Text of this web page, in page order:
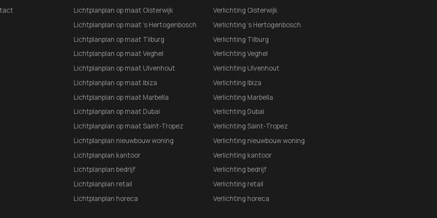
Lichtplanplan op maat Oisterwijk
Lichtplanplan op maat 's Hertogenbosch
Lichtplanplan op maat Tilburg
Lichtplanplan op maat Veghel
Lichtplanplan op maat Ulvenhout
Lichtplanplan op maat Ibiza
Lichtplanplan op maat Marbella
Lichtplanplan op maat Dubai
Lichtplanplan op maat Saint-Tropez
Lichtplanplan nieuwbouw woning
Lichtplanplan kantoor
Lichtplanplan bedrijf
Lichtplanplan retail
Lichtplanplan horeca
Verlichting Oisterwijk
Verlichting 's Hertogenbosch
Verlichting Tilburg
Verlichting Veghel
Verlichting Ulvenhout
Verlichting Ibiza
Verlichting Marbella
Verlichting Dubai
Verlichting Saint-Tropez
Verlichting nieuwbouw woning
Verlichting kantoor
Verlichting bedrijf
Verlichting retail
Verlichting horeca